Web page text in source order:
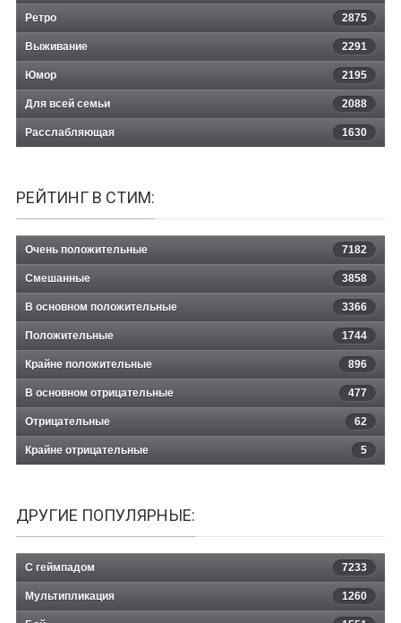
Ретро 2875
Выживание 2291
Юмор 2195
Для всей семьи 2088
Расслабляющая 1630
РЕЙТИНГ В СТИМ:
Очень положительные 7182
Смешанные 3858
В основном положительные 3366
Положительные 1744
Крайне положительные 896
В основном отрицательные 477
Отрицательные 62
Крайне отрицательные 5
ДРУГИЕ ПОПУЛЯРНЫЕ:
С геймпадом 7233
Мультипликация 1260